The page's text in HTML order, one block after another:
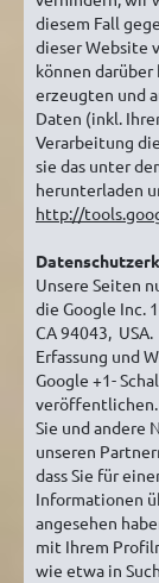
diesem Fall
dieser Website
können darüber
erzeugten und
Daten (inkl.
Verarbeitung
sie das unter
herunterladen
http://
Unsere Seiten
die Google Inc.
CA 94043, USA.
Erfassung und
Google +1-
veröffentlichen.
Sie und andere
unseren
dass Sie für
Informationen
angesehen
mit Ihrem
wie etwa in